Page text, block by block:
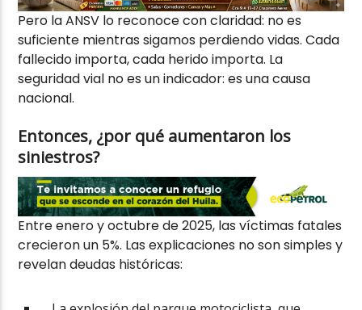
Pero la ANSV lo reconoce con claridad: no es
suficiente mientras sigamos perdiendo vidas. Cada
fallecido importa, cada herido importa. La
seguridad vial no es un indicador: es una causa
nacional.
Entonces, ¿por qué aumentaron los
siniestros?
Entre enero y octubre de 2025, las víctimas fatales
crecieron un 5%. Las explicaciones no son simples y
revelan deudas históricas: